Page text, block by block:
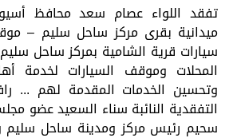
تفقد اللواء عصام سعد محافظ
ميدانية بقرى مركز ساحل سليم –
سيارات قرية الشامية بمركز ساحل
المحلات وموقف السيارات لخدمة
وتحسين الخدمات المقدمة لهم ...
التفقدية النائبة سناء السعيد عضو
سحيم رئيس مركز ومدينة ساحل